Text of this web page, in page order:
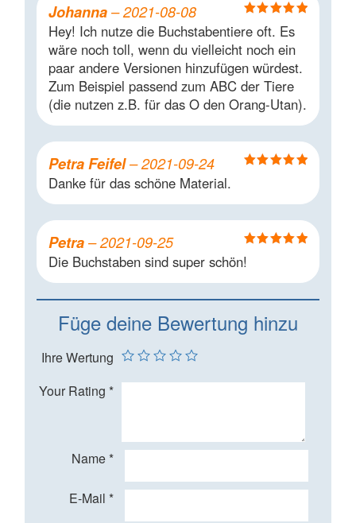
Bewertet mit
5von 5
Johanna– 2021-08-08
Hey! Ich nutze die Buchstabentiere oft. Es
wäre noch toll, wenn du vielleicht noch ein
paar andere Versionen hinzufügen würdest.
Zum Beispiel passend zum ABC der Tiere
(die nutzen z.B. für das O den Orang-Utan).
Petra Feifel– 2021-09-24
Danke für das schöne Material.
Bewertet mit
5
Petra– 2021-09-25
Die Buchstaben sind super schön!
Füge deine Bewertung hinzu
Ihre Wertung
Your Rating *
Name *
E-Mail *